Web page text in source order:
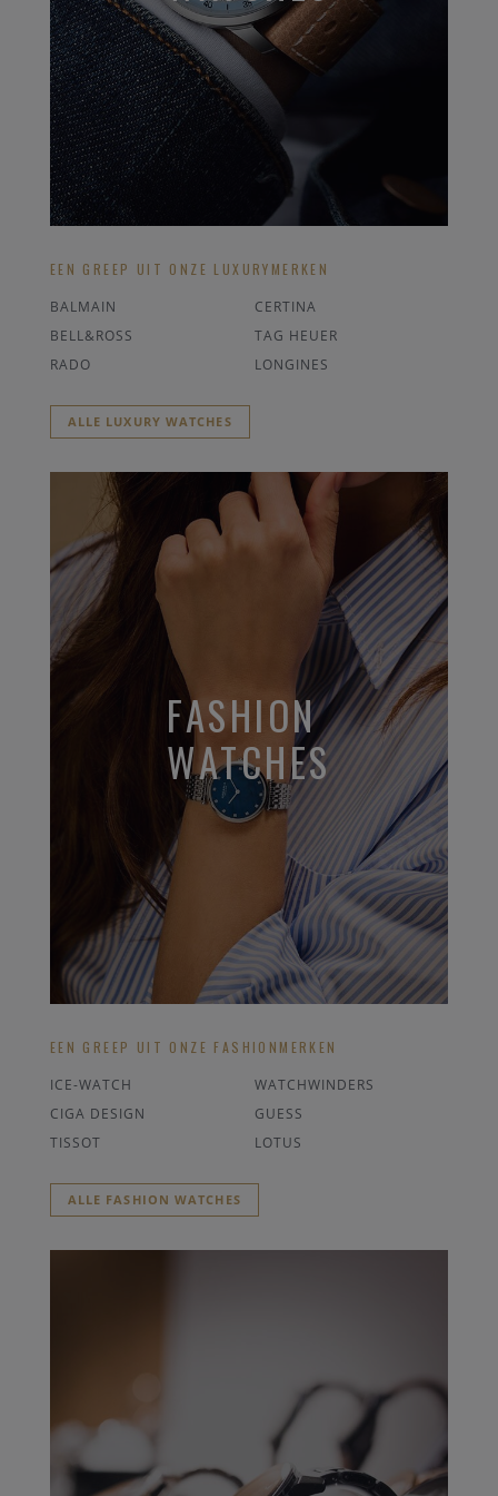
EEN GREEP UIT ONZE LUXURYMERKEN
BALMAIN
CERTINA
BELL&ROSS
TAG HEUER
RADO
LONGINES
ALLE LUXURY WATCHES
FASHION
WATCHES
EEN GREEP UIT ONZE FASHIONMERKEN
ICE-WATCH
WATCHWINDERS
CIGA DESIGN
GUESS
TISSOT
LOTUS
ALLE FASHION WATCHES